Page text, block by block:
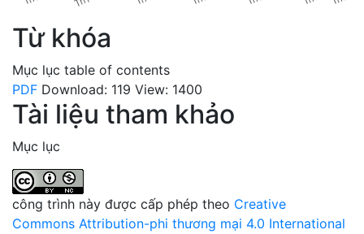
Từ khóa
Mục lục table of contents
PDF Download: 119 View: 1400
Tài liệu tham khảo
Mục lục
công trình này được cấp phép theo Creative
Commons Attribution-phi thương mại 4.0 International